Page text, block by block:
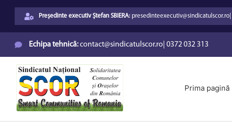
Președinte executiv Ștefan SBIERA:presedinteexecutiv@sindicatulscor.ro|
Echipa tehnică:contact@sindicatulscor.ro 0372 032 313
Prima pagină